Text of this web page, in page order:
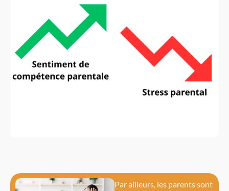
Par ailleurs, les parents sont